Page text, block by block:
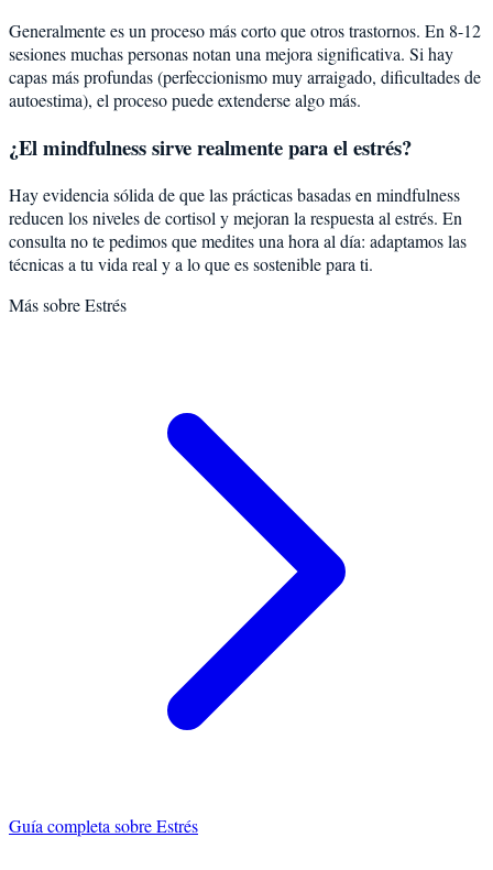
Generalmente es un proceso más corto que otros trastornos. En 8-12
sesiones muchas personas notan una mejora significativa. Si hay
capas más profundas (perfeccionismo muy arraigado, dificultades de
autoestima), el proceso puede extenderse algo más.
¿El mindfulness sirve realmente para el estrés?
Hay evidencia sólida de que las prácticas basadas en mindfulness
reducen los niveles de cortisol y mejoran la respuesta al estrés. En
consulta no te pedimos que medites una hora al día: adaptamos las
técnicas a tu vida real y a lo que es sostenible para ti.
Más sobreEstrés
Guía completa sobreEstrés